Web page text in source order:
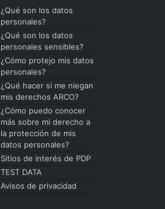
¿Qué son los datos
personales?
¿Qué son los datos
personales sensibles?
¿Cómo protejo mis datos
personales?
¿Qué hacer si me niegan
mis derechos ARCO?
¿Cómo puedo conocer
más sobre mi derecho a
la protección de mis
datos personales?
Sitios de interés de PDP
TEST DATA
Avisos de privacidad